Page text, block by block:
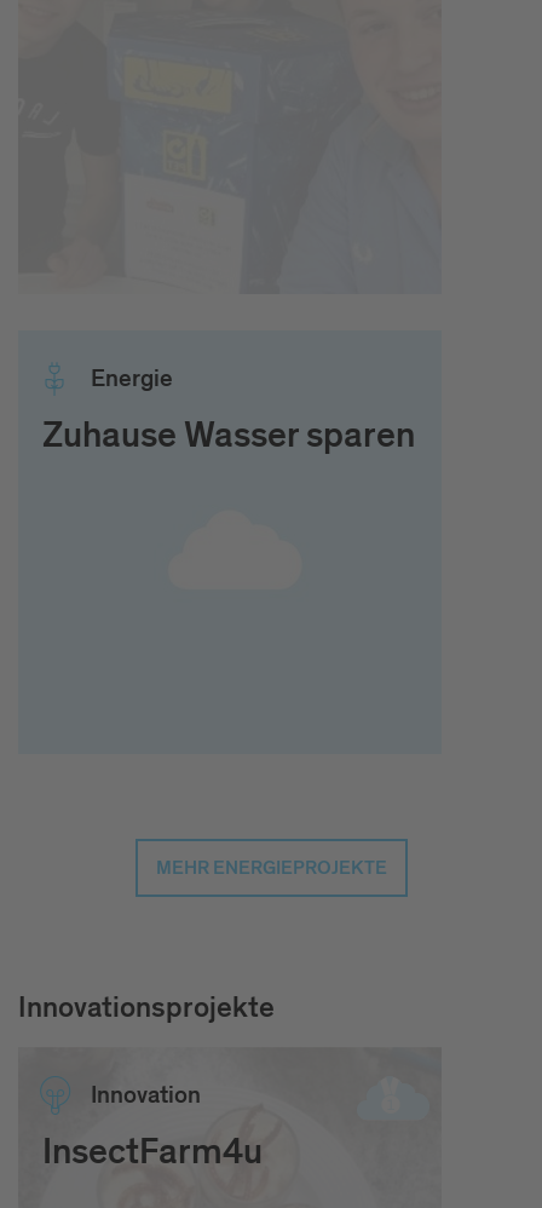
Ener­gie
Zuhause Wasser sparen
MEHR ENERGIEPROJEKTE
Innovationsprojekte
Inno­vation
InsectFarm4u